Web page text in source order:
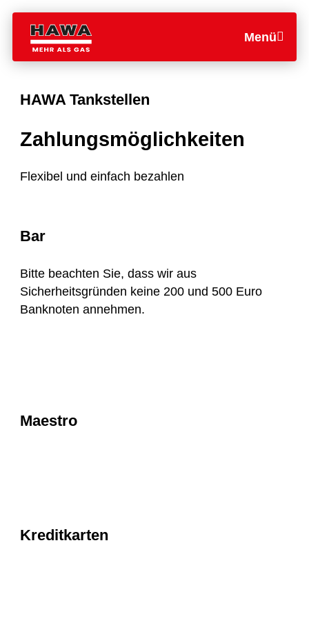
Menü
HAWA Tankstellen
Zahlungsmöglichkeiten
Flexibel und einfach bezahlen
Bar
Bitte beachten Sie, dass wir aus
Sicherheitsgründen keine 200 und 500 Euro
Banknoten annehmen.
Maestro
Kreditkarten